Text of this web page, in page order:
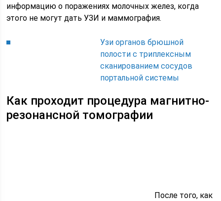
информацию о поражениях молочных желез, когда
этого не могут дать УЗИ и маммография.
Узи органов брюшной
полости с триплексным
сканированием сосудов
портальной системы
Как проходит процедура магнитно-
резонансной томографии
После того, как